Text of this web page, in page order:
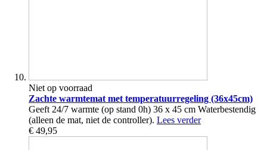
Niet op voorraad
Zachte warmtemat met temperatuurregeling (36x45cm)
Geeft 24/7 warmte (op stand 0h) 36 x 45 cm Waterbestendig
(alleen de mat, niet de controller). Lees verder
€ 49,95